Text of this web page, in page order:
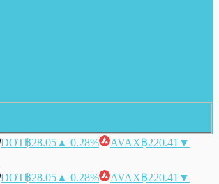
DOT฿28.05 ▲ 0.28% AVAX฿220.41 ▼
DOT฿28.05 ▲ 0.28% AVAX฿220.41 ▼